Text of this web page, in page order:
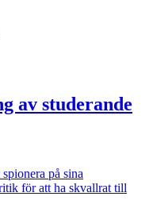
av studerande
på sina
för att ha skvallrat till